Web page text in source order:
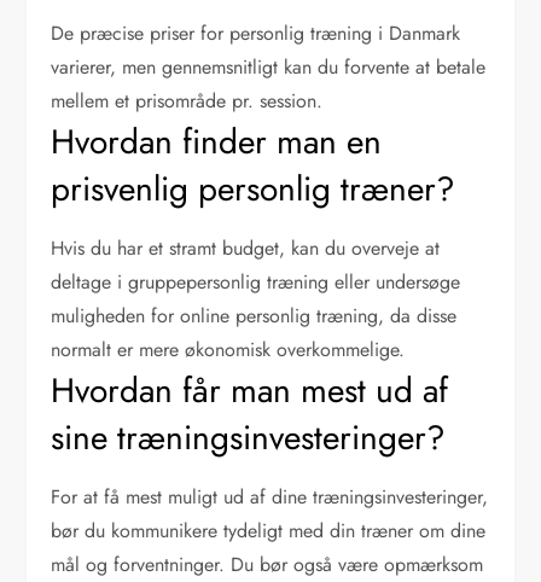
De præcise priser for personlig træning i Danmark
varierer, men gennemsnitligt kan du forvente at betale
mellem et prisområde pr. session.
Hvordan finder man en
prisvenlig personlig træner?
Hvis du har et stramt budget, kan du overveje at
deltage i gruppepersonlig træning eller undersøge
muligheden for online personlig træning, da disse
normalt er mere økonomisk overkommelige.
Hvordan får man mest ud af
sine træningsinvesteringer?
For at få mest muligt ud af dine træningsinvesteringer,
bør du kommunikere tydeligt med din træner om dine
mål og forventninger. Du bør også være opmærksom